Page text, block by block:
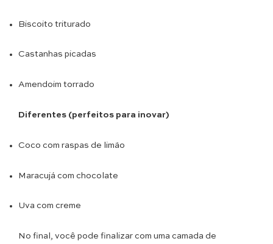
Biscoito triturado
Castanhas picadas
Amendoim torrado
Diferentes (perfeitos para inovar)
Coco com raspas de limão
Maracujá com chocolate
Uva com creme
No final, você pode finalizar com uma camada de